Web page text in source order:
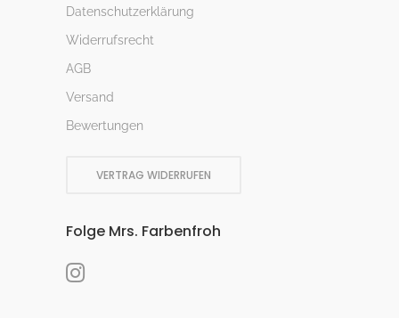
Datenschutzerklärung
Widerrufsrecht
AGB
Versand
Bewertungen
VERTRAG WIDERRUFEN
Folge Mrs. Farbenfroh